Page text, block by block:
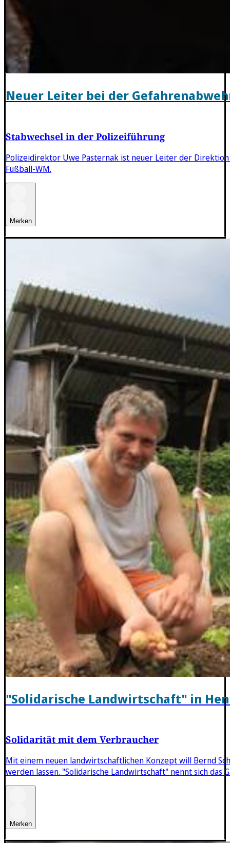
Neuer Leiter bei der
Stabwechsel in der Polizeiführung
Polizeidirektor Uwe Pasternak ist neuer Leiter der
Fußball-WM.
Merken
"Solidarische Landwirtschaft" in
Solidarität mit dem Verbraucher
Mit einem neuen landwirtschaftlichen Konzept will Bernd
werden lassen. "Solidarische Landwirtschaft" nennt sich das
Merken